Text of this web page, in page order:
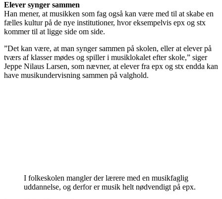
Elever synger sammen
Han mener, at musikken som fag også kan være med til at skabe en
fælles kultur på de nye institutioner, hvor eksempelvis epx og stx
kommer til at ligge side om side.
”Det kan være, at man synger sammen på skolen, eller at elever på
tværs af klasser mødes og spiller i musiklokalet efter skole,” siger
Jeppe Nilaus Larsen, som nævner, at elever fra epx og stx endda kan
have musikundervisning sammen på valghold.
I folkeskolen mangler der lærere med en musikfaglig
uddannelse, og derfor er musik helt nødvendigt på epx.